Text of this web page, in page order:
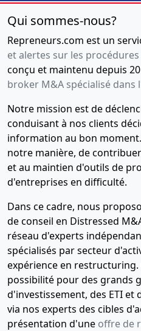
Qui sommes-nous?
Repreneurs.com est un
et alertes sur les
conçu et maintenu depuis
broker M&A spécialisé
Notre mission est de
conduisant à nos clients
information au bon
notre manière, de
et au maintien d'outils de
d'entreprises en difficulté.
Dans ce cadre, nous
de conseil en Distressed
réseau d'experts
spécialisés par secteur
expérience en
possibilité pour des grands
d'investissement, des ETI et
via nos experts des cibles
présentation d'une offre de